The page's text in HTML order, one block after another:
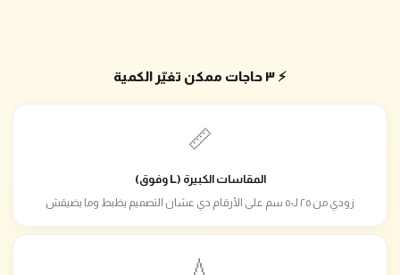
⚡ ٣ حاجات ممكن تغيّر الكمية
📏
المقاسات الكبيرة (L وفوق)
زودي من ٢٥ لـ٥٠ سم على الأرقام دي عشان التصميم يظبط وما يضيقش